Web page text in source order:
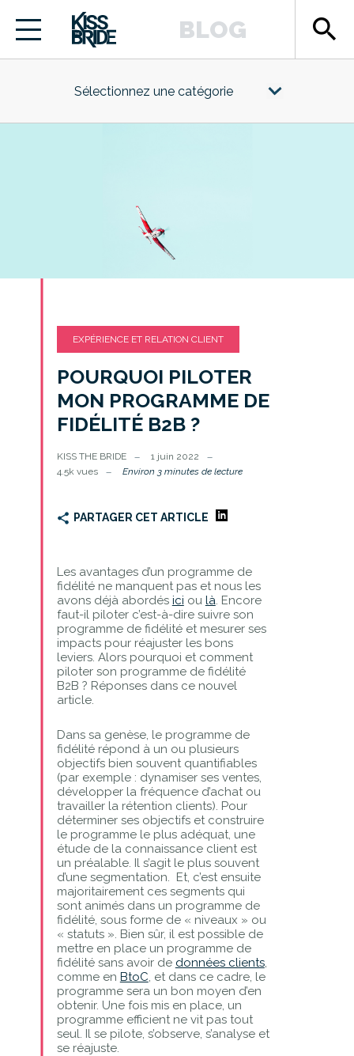
BLOG search
Sélectionnez une catégorie
EXPÉRIENCE ET RELATION CLIENT
POURQUOI PILOTER
MON PROGRAMME DE
FIDÉLITÉ B2B ?
KISS THE BRIDE
1 juin 2022
4.5k vues
Environ 3 minutes de lecture
PARTAGER CET ARTICLE
Les avantages d’un programme de
fidélité ne manquent pas et nous les
avons déjà abordés ici ou là. Encore
faut-il piloter c’est-à-dire suivre son
programme de fidélité et mesurer ses
impacts pour réajuster les bons
leviers. Alors pourquoi et comment
piloter son programme de fidélité
B2B ? Réponses dans ce nouvel
article.
Dans sa genèse, le programme de
fidélité répond à un ou plusieurs
objectifs bien souvent quantifiables
(par exemple : dynamiser ses ventes,
développer la fréquence d’achat ou
travailler la rétention clients). Pour
déterminer ses objectifs et construire
le programme le plus adéquat, une
étude de la connaissance client est
un préalable. Il s’agit le plus souvent
d’une segmentation. Et, c’est ensuite
majoritairement ces segments qui
sont animés dans un programme de
fidélité, sous forme de « niveaux » ou
« statuts ». Bien sûr, il est possible de
mettre en place un programme de
fidélité sans avoir de données clients,
comme en BtoC, et dans ce cadre, le
programme sera un bon moyen d’en
obtenir. Une fois mis en place, un
programme efficient ne vit pas tout
seul. Il se pilote, s’observe, s’analyse et
se réajuste.